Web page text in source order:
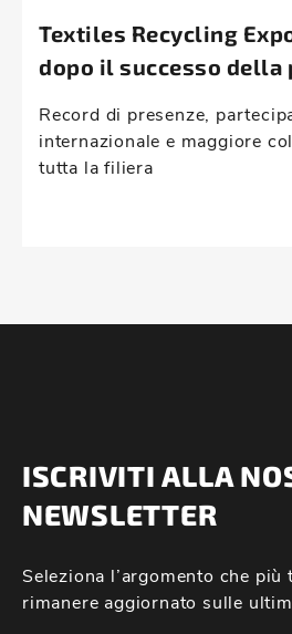
Textiles Recycling
dopo il successo della
Record di presenze,
internazionale e maggiore
tutta la filiera
ISCRIVITI ALLA
NEWSLETTER
Seleziona l’argomento che
rimanere aggiornato sulle